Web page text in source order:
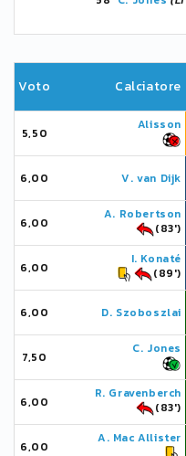
Voto Calciatore
5,50
Alisson
6,00 V. van Dijk
6,00
A. Robertson
(83')
6,00
I. Konaté
(89')
6,00 D. Szoboszlai
7,50
C. Jones
6,00
R. Gravenberch
(83')
6,00
A. Mac Allister